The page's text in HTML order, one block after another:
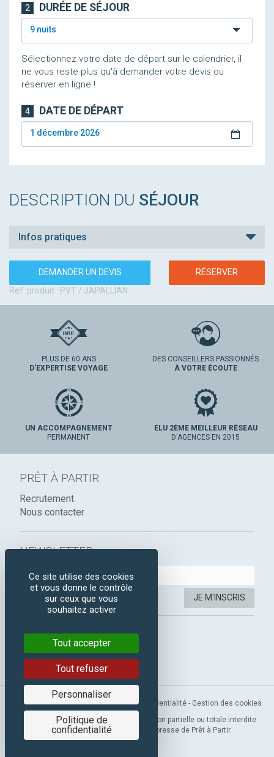
2 DURÉE DE SÉJOUR
9 nuits
Sélectionnez votre date de départ sur le calendrier, il
ne vous reste plus qu'à demander votre devis ou
réserver en ligne !
4 DATE DE DÉPART
1 décembre 2026
DESCRIPTION DU SÉJOUR
Infos pratiques
DEMANDER UN DEVIS
RÉSERVER
Ref. produit : PVT / JAPALLIAN
PLUS DE 60 ANS
D'EXPERTISE VOYAGE
DES CONSEILLERS PASSIONNÉS
À VOTRE ÉCOUTE
UN ACCOMPAGNEMENT
PERMANENT
ÉLU 2ÈME MEILLEUR RÉSEAU
D'AGENCES EN 2015
PRÊT À PARTIR
Recrutement
Nous contacter
NEWSLETTER :
JE M'INSCRIS
SUIVEZ-NOUS :
Facebook
Instagram
Mentions légales-CGV-Politique de confidentialité - Gestion des cookies
Copyright 2019 © Prêt à Partir. Reproduction partielle ou totale interdite
sans l’autorisation préalable et expresse de Prêt à Partir.
Ce site utilise des cookies
et vous donne le contrôle
sur ceux que vous
souhaitez activer
Tout accepter
Tout refuser
Personnaliser
Politique de
confidentialité